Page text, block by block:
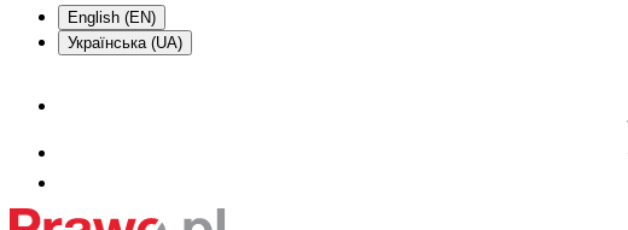
English (EN)
Українська (UA)